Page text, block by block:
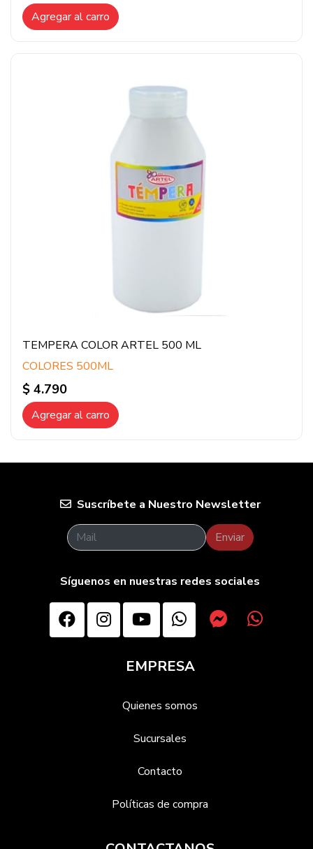
Agregar al carro
TEMPERA COLOR ARTEL 500 ML
COLORES 500ML
$ 4.790
Agregar al carro
Suscríbete a Nuestro Newsletter
Enviar
Síguenos en nuestras redes sociales
EMPRESA
Quienes somos
Sucursales
Contacto
Políticas de compra